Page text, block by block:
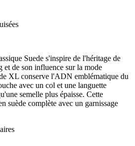
Suede s'inspire de l'héritage de
de son influence sur la mode
XL conserve l'ADN emblématique du
avec un col et une languette
semelle plus épaisse. Cette
suède complète avec un garnissage